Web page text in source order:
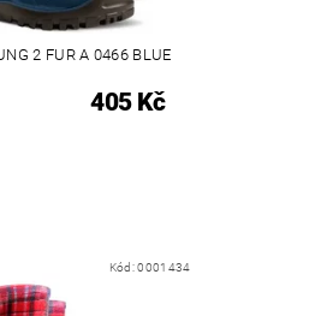
2 FUR A 0466 BLUE
405 Kč
Kód:0001434